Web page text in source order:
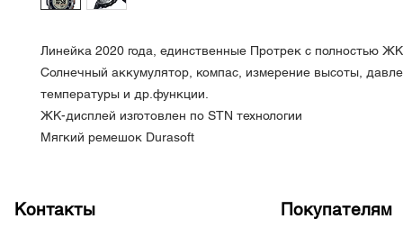
Линейка 2020 года, единственные Протрек с полностью
Солнечный аккумулятор, компас, измерение высоты,
температуры и др.функции.
ЖК-дисплей изготовлен по STN технологии
Мягкий ремешок Durasoft
Контакты Покупателям